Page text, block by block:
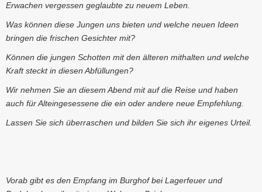
Erwachen vergessen geglaubte zu neuem Leben.
Was können diese Jungen uns bieten und welche neuen Ideen
bringen die frischen Gesichter mit?
Können die jungen Schotten mit den älteren mithalten und welche
Kraft steckt in diesen Abfüllungen?
Wir nehmen Sie an diesem Abend mit auf die Reise und haben
auch für Alteingesessene die ein oder andere neue Empfehlung.
Lassen Sie sich überraschen und bilden Sie sich ihr eigenes Urteil.
Vorab gibt es den Empfang im Burghof bei Lagerfeuer und